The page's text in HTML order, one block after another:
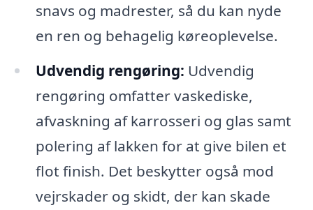
snavs og madrester, så du kan nyde
en ren og behagelig køreoplevelse.
Udvendig rengøring: Udvendig
rengøring omfatter vaskediske,
afvaskning af karrosseri og glas samt
polering af lakken for at give bilen et
flot finish. Det beskytter også mod
vejrskader og skidt, der kan skade